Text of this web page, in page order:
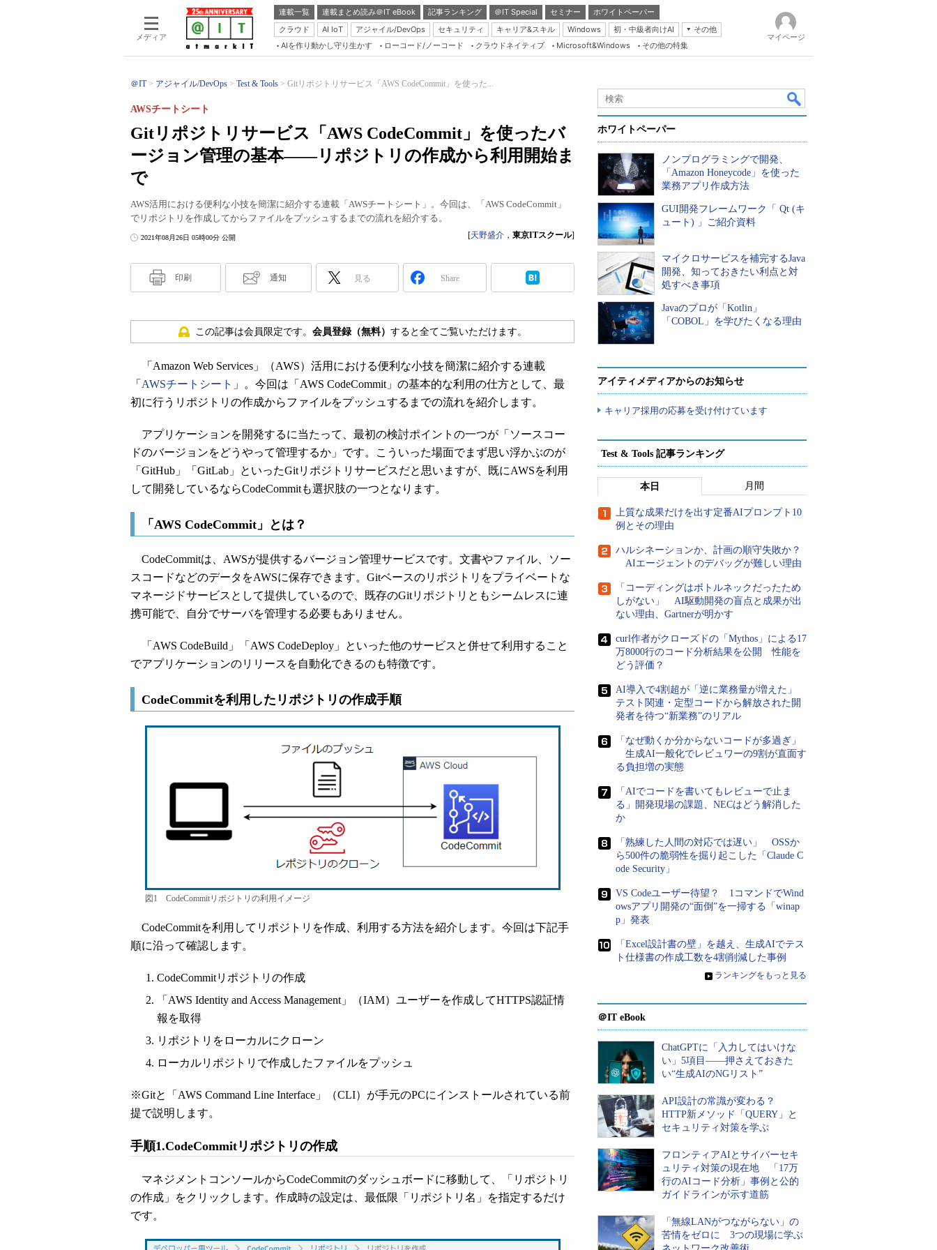
メディア
連載一覧 連載まとめ読み＠IT eBook 記事ランキング ＠IT Special セミナー
ホワイトペーパー
クラウド
AI IoT アジャイル/DevOps セキュリティ キャリア&スキル Windows 初・中級者向けAI
その他
Server & Storage
Java Agile
Database Expert
Master of IP Network
Security & Trust
AIを作り動かし守り生かす ローコード/ノーコード クラウドネイティブ Microsoft&Windows その他の特集
マイページ
＠IT アジャイル/DevOps Test & Tools Gitリポジトリサービス「AWS CodeCommit」を使った...
Gitリポジトリサービス「AWS CodeCommit」を使ったバ
ージョン管理の基本――リポジトリの作成から利用開始ま
で
AWSチートシート
AWS活用における便利な小技を簡潔に紹介する連載「AWSチートシート」。今回は、「AWS CodeCommit」
でリポジトリを作成してからファイルをプッシュするまでの流れを紹介する。
2021年08月26日 05時00分 公開 [天野盛介 ， 東京ITスクール]
印刷 通知 見る Share
この記事は会員限定です。 会員登録（無料） すると全てご覧いただけます。
「Amazon Web Services」（AWS）活用における便利な小技を簡潔に紹介する連載
「 AWSチートシート 」。今回は「AWS CodeCommit」の基本的な利用の仕方として、最
初に行うリポジトリの作成からファイルをプッシュするまでの流れを紹介します。
アプリケーションを開発するに当たって、最初の検討ポイントの一つが「ソースコー
ドのバージョンをどうやって管理するか」です。こういった場面でまず思い浮かぶのが
「GitHub」「GitLab」といったGitリポジトリサービスだと思いますが、既にAWSを利用
して開発しているならCodeCommitも選択肢の一つとなります。
「AWS CodeCommit」とは？
CodeCommitは、AWSが提供するバージョン管理サービスです。文書やファイル、ソー
スコードなどのデータをAWSに保存できます。Gitベースのリポジトリをプライベートな
マネージドサービスとして提供しているので、既存のGitリポジトリともシームレスに連
携可能で、自分でサーバを管理する必要もありません。
「AWS CodeBuild」「AWS CodeDeploy」といった他のサービスと併せて利用すること
でアプリケーションのリリースを自動化できるのも特徴です。
CodeCommitを利用したリポジトリの作成手順
図1 CodeCommitリポジトリの利用イメージ
CodeCommitを利用してリポジトリを作成、利用する方法を紹介します。今回は下記手
順に沿って確認します。
CodeCommitリポジトリの作成
「AWS Identity and Access Management」（IAM）ユーザーを作成してHTTPS認証情
報を取得
リポジトリをローカルにクローン
ローカルリポジトリで作成したファイルをプッシュ
※Gitと「AWS Command Line Interface」（CLI）が手元のPCにインストールされている前
提で説明します。
手順1.CodeCommitリポジトリの作成
マネジメントコンソールからCodeCommitのダッシュボードに移動して、「リポジトリ
の作成」をクリックします。作成時の設定は、最低限「リポジトリ名」を指定するだけ
です。
ホワイトペーパー
ノンプログラミングで開発、
「Amazon Honeycode」を使った
業務アプリ作成方法
GUI開発フレームワーク「 Qt (キ
ュート) 」ご紹介資料
マイクロサービスを補完するJava
開発、知っておきたい利点と対
処すべき事項
Javaのプロが「Kotlin」
「COBOL」を学びたくなる理由
アイティメディアからのお知らせ
キャリア採用の応募を受け付けています
Test & Tools 記事ランキング
本日 月間
上質な成果だけを出す定番AIプロンプト10
例とその理由
ハルシネーションか、計画の順守失敗か？
AIエージェントのデバッグが難しい理由
「コーディングはボトルネックだったため
しがない」 AI駆動開発の盲点と成果が出
ない理由、Gartnerが明かす
curl作者がクローズドの「Mythos」による17
万8000行のコード分析結果を公開 性能を
どう評価？
AI導入で4割超が「逆に業務量が増えた」
テスト関連・定型コードから解放された開
発者を待つ“新業務”のリアル
「なぜ動くか分からないコードが多過ぎ」
生成AI一般化でレビュワーの9割が直面す
る負担増の実態
「AIでコードを書いてもレビューで止ま
る」開発現場の課題、NECはどう解消した
か
「熟練した人間の対応では遅い」 OSSか
ら500件の脆弱性を掘り起こした「Claude C
ode Security」
VS Codeユーザー待望？ 1コマンドでWind
owsアプリ開発の“面倒”を一掃する「winap
p」発表
「Excel設計書の壁」を越え、生成AIでテス
ト仕様書の作成工数を4割削減した事例
» ランキングをもっと見る
＠IT eBook
ChatGPTに「入力してはいけな
い」5項目――押さえておきた
い“生成AIのNGリスト”
API設計の常識が変わる？
HTTP新メソッド「QUERY」と
セキュリティ対策を学ぶ
フロンティアAIとサイバーセキ
ュリティ対策の現在地 「17万
行のAIコード分析」事例と公的
ガイドラインが示す道筋
「無線LANがつながらない」の
苦情をゼロに 3つの現場に学ぶ